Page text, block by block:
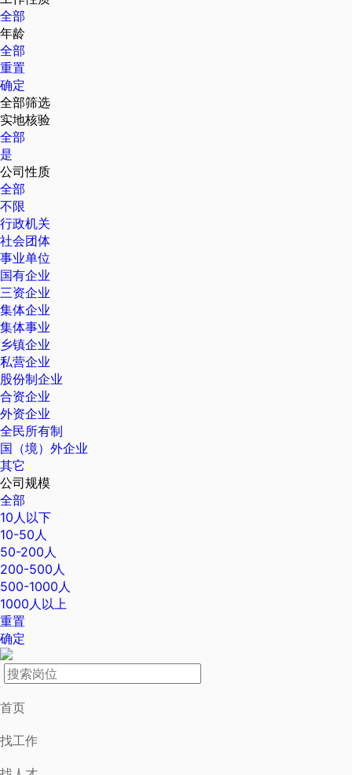
全部
年龄
全部
重置
确定
全部筛选
实地核验
全部
是
公司性质
全部
不限
行政机关
社会团体
事业单位
国有企业
三资企业
集体企业
集体事业
乡镇企业
私营企业
股份制企业
合资企业
外资企业
全民所有制
国（境）外企业
其它
公司规模
全部
10人以下
10-50人
50-200人
200-500人
500-1000人
1000人以上
重置
确定
首页
找工作